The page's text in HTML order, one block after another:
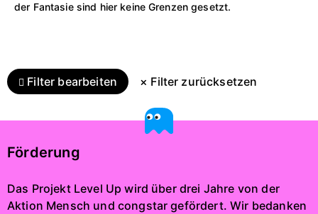
der Fantasie sind hier keine Grenzen gesetzt.
Filter bearbeiten × Filter zurücksetzen
Förderung
Das Projekt Level Up wird über drei Jahre von der
Aktion Mensch und congstar gefördert. Wir bedanken